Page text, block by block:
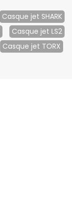
Casque jet SHARK
Casque jet LS2
Casque jet TORX